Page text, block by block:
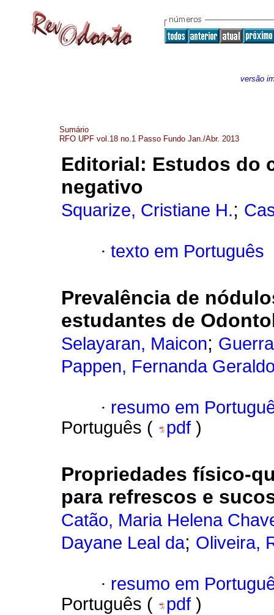
versão
Sumário
RFO UPF vol.18 no.1 Passo Fundo Jan./Abr. 2013
Editorial: Estudos do
negativo
Squarize, Cristiane H.;
· texto em Português
Prevalência de
estudantes de
Selayaran, Maicon;
Pappen, Fernanda
· resumo em
Português (
pdf )
Propriedades físico-
para refrescos e
Catão, Maria Helena
Dayane Leal da; Oliveira,
· resumo em
Português (
pdf )